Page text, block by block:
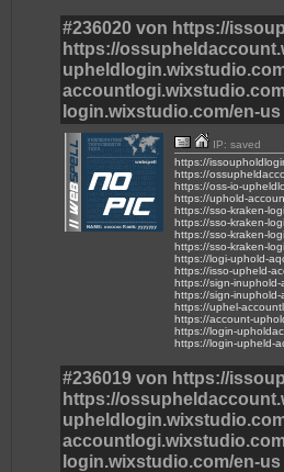
#236020 von https://
https://
login.wixstudio.com/en-
IP: saved
https://
https://
https://oss-io-
https://uphold-
https://sso-kraken-
https://sso-kraken-
https://sso-kraken-
https://sso-kraken-
https://logi-uphold-
https://isso-upheld-
https://sign-inuphold-
https://sign-inuphold-
https://uphel-
https://account-
https://login-
https://login-upheld-
#236019 von https://
https://
login.wixstudio.com/en-